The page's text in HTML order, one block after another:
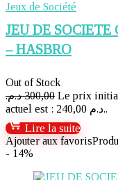
Jeux de Société
JEU DE
– HASBRO
Out of Stock
300,00 د.م.
actuel est : 240,00 د.م..
Lire la suite
Ajouter aux favoris
- 14%